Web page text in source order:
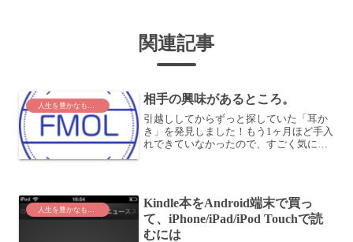
関連記事
人生を豊かなものに 相手の興味があるところ。
引越ししてからずっと探していた「耳か
き」を発見しました！もう1ヶ月ほど手入
れできていなかったので、すごく気にな
とこういうことがありま...
Kindle本をAndroid端末で買っ
て、iPhone/iPad/iPod Touchで読
むには